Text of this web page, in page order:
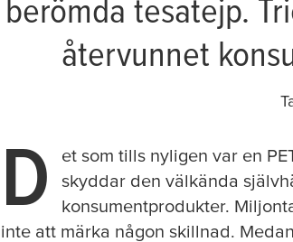
berömda tesatejp.
återvunnet
D
et som tills nyligen var en
skyddar den välkända
konsumentprodukter.
inte att märka någon skillnad.